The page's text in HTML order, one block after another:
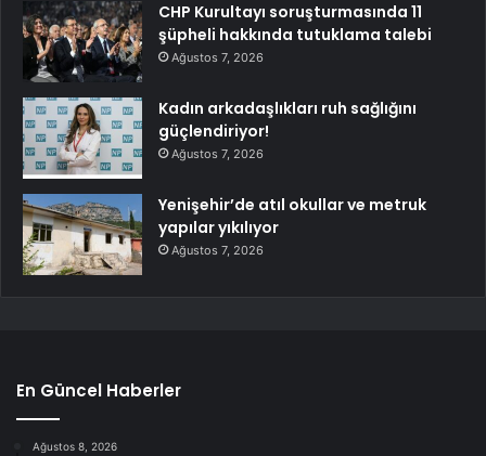
CHP Kurultayı soruşturmasında 11
şüpheli hakkında tutuklama talebi
Ağustos 7, 2026
Kadın arkadaşlıkları ruh sağlığını
güçlendiriyor!
Ağustos 7, 2026
Yenişehir’de atıl okullar ve metruk
yapılar yıkılıyor
Ağustos 7, 2026
En Güncel Haberler
Ağustos 8, 2026